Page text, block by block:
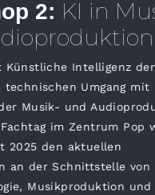
2: KI in
Künstliche Intelligenz
Umgang mit
Musik- und
im Zentrum Pop
2025 den aktuellen
an der Schnittstelle von
Musikproduktion und